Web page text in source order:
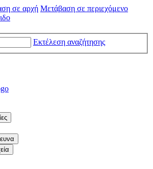
σε αρχή Μετάβαση σε περιεχόμενο
Εκτέλεση αναζήτησης